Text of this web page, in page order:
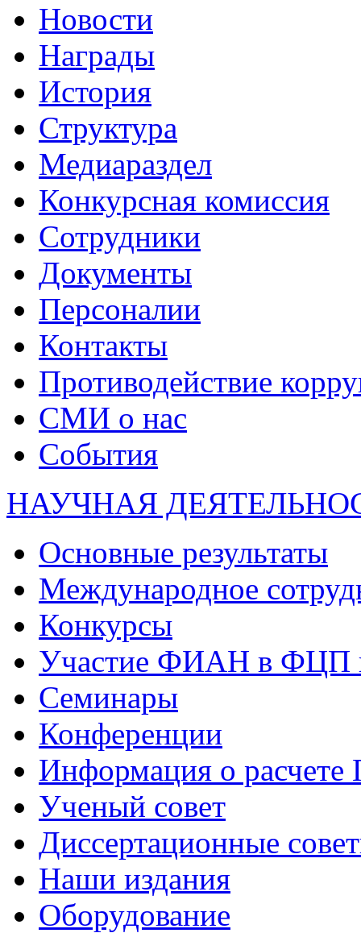
Новости
Награды
История
Структура
Медиараздел
Конкурсная комиссия
Сотрудники
Документы
Персоналии
Контакты
Противодействие
СМИ о нас
События
НАУЧНАЯ
Основные результаты
Международное
Конкурсы
Участие ФИАН в ФЦП
Семинары
Конференции
Информация о
Ученый совет
Диссертационные
Наши издания
Оборудование